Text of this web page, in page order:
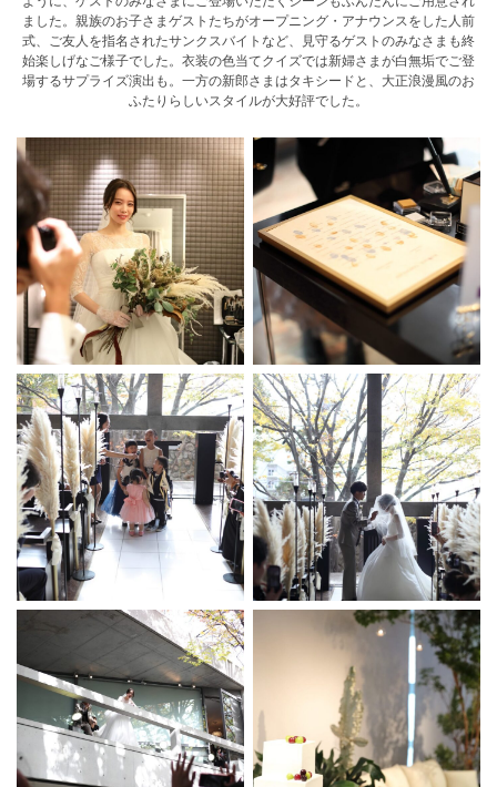
ました。親族のお子さまゲストたちがオープニング・アナウンスをした人前
式、ご友人を指名されたサンクスバイトなど、見守るゲストのみなさまも終
始楽しげなご様子でした。衣装の色当てクイズでは新婦さまが白無垢でご登
場するサプライズ演出も。一方の新郎さまはタキシードと、大正浪漫風のお
ふたりらしいスタイルが大好評でした。